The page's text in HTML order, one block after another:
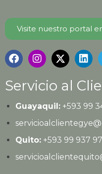
Visite nuestro portal
Servicio al
Guayaquil:+593 99
Quito:+593 99 937